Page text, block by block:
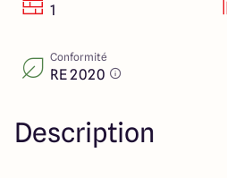
1
Conformité
RE 2020
Description